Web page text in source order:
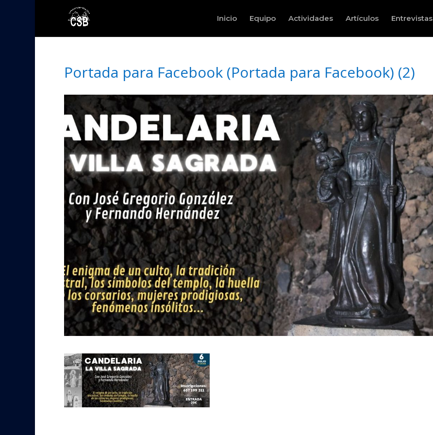
Inicio Equipo Actividades Artículos Entrevistas
Portada para Facebook (Portada para Facebook) (2)